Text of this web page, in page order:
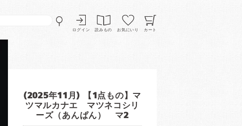
ログイン 読みもの お気にいり カート
(2025年11月) 【1点もの】マ
ツマルカナエ マツネコシリ
ーズ（あんぱん） マ2